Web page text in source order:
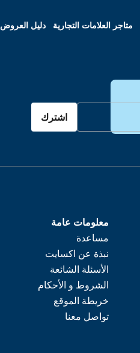
متاجر العلامات التجارية دليل العروض
اشترك
معلومات عامة
مساعدة
نبذة عن اكسايت
الأسئلة الشائعة
الشروط و الأحكام
خريطة الموقع
تواصل معنا